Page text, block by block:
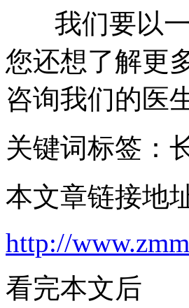
我们要以一
您还想了解更
咨询我们的医
关键词标签：
本文章链接地
http://
看完本文后